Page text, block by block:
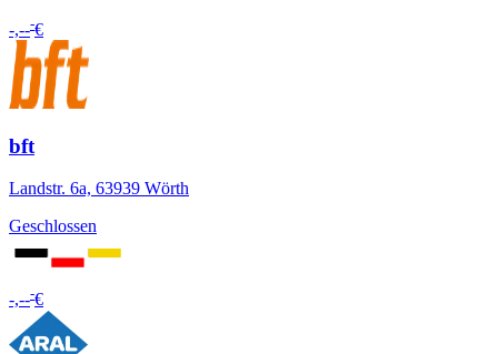
-,---€
bft
Landstr. 6a, 63939 Wörth
Geschlossen
-,---€